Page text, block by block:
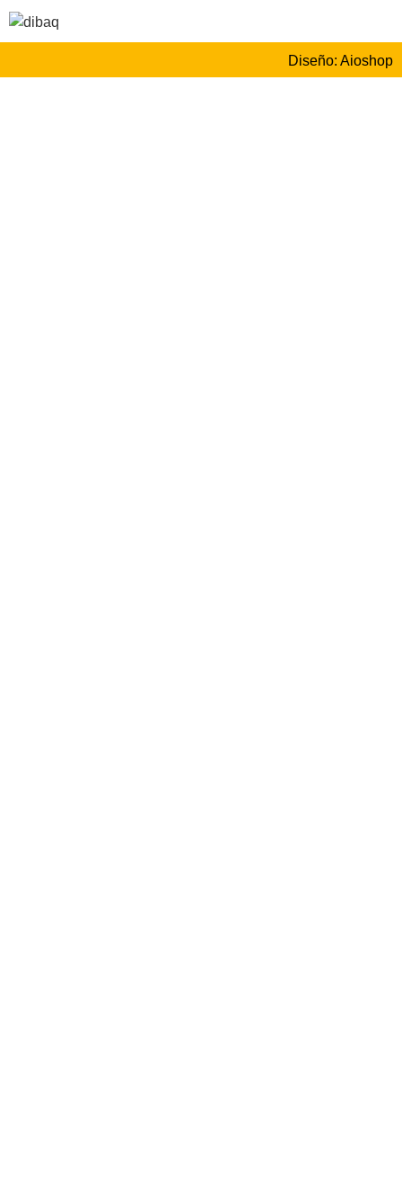
Diseño: Aioshop